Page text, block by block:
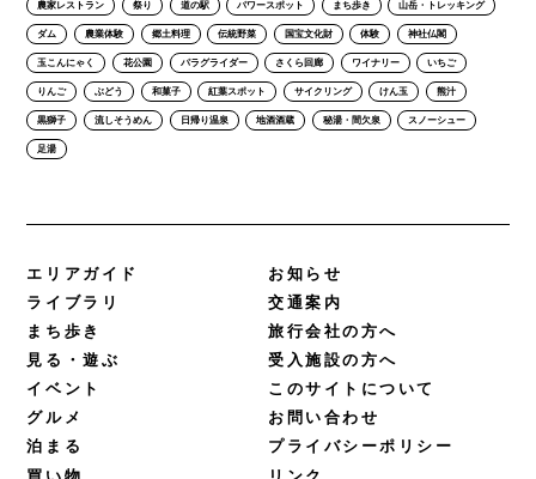
農家レストラン 祭り 道の駅 パワースポット まち歩き 山岳・トレッキング
ダム 農業体験 郷土料理 伝統野菜 国宝文化財 体験 神社仏閣
玉こんにゃく 花公園 パラグライダー さくら回廊 ワイナリー いちご
りんご ぶどう 和菓子 紅葉スポット サイクリング けん玉 熊汁
黒獅子 流しそうめん 日帰り温泉 地酒酒蔵 秘湯・間欠泉 スノーシュー
足湯
エリアガイド
ライブラリ
まち歩き
見る・遊ぶ
イベント
グルメ
泊まる
お知らせ
交通案内
旅行会社の方へ
受入施設の方へ
このサイトについて
お問い合わせ
プライバシーポリシー